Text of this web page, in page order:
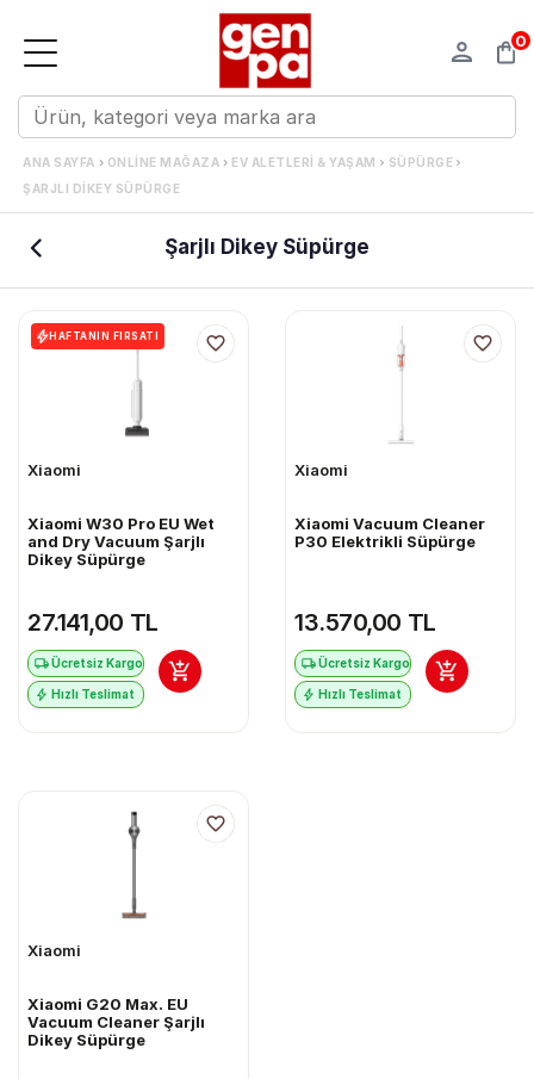
0
ANA SAYFA › ONLINE MAĞAZA › EV ALETLERI & YAŞAM
SÜPÜRGE
ŞARJLI DIKEY SÜPÜRGE
Şarjlı Dikey Süpürge
HAFTANIN FIRSATI
Xiaomi
Xiaomi W30 Pro EU Wet
and Dry Vacuum Şarjlı
Dikey Süpürge
27.141,00 TL
Ücretsiz Kargo
Hızlı Teslimat
Xiaomi
Xiaomi Vacuum Cleaner
P30 Elektrikli Süpürge
13.570,00 TL
Ücretsiz Kargo
Hızlı Teslimat
Xiaomi
Xiaomi G20 Max. EU
Vacuum Cleaner Şarjlı
Dikey Süpürge